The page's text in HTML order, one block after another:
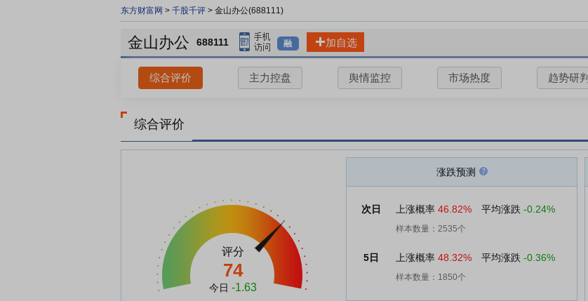
东方财富网 > 千股千评 > 金山办公(688111)
金山办公 688111 融 加自选
综合评价 主力控盘 舆情监控 市场热度 趋势研判
综合评价
评分
74
今日 -1.63
涨跌预测
次日 上涨概率 46.82% 平均涨跌 -0.24%
样本数量：2535个
5日 上涨概率 48.32% 平均涨跌 -0.36%
样本数量：1850个